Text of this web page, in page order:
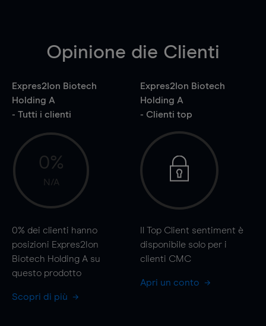
Opinione die Clienti
Expres2Ion Biotech
Holding A
- Tutti i clienti
0%
N/A
0% dei clienti hanno
posizioni Expres2Ion
Biotech Holding A su
questo prodotto
Scopri di più
Expres2Ion Biotech
Holding A
- Clienti top
Il Top Client sentiment è
disponibile solo per i
clienti CMC
Apri un conto